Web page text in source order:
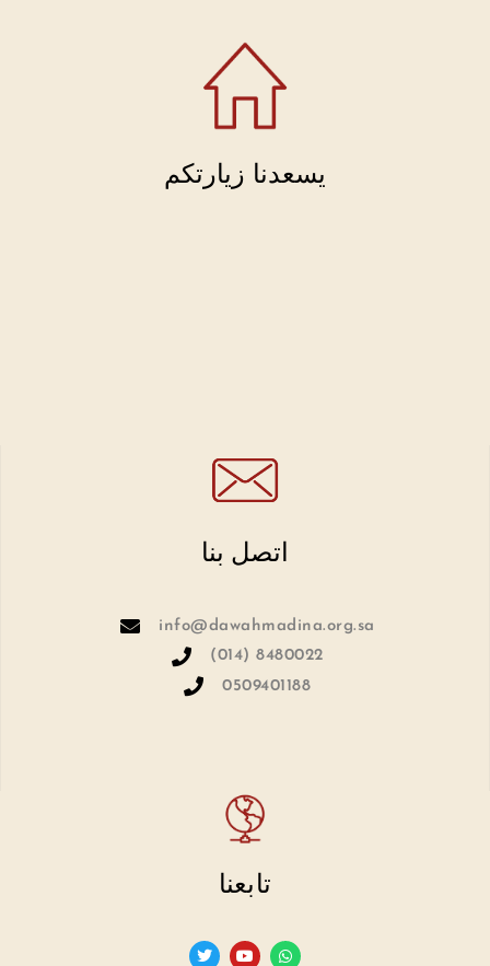
يسعدنا زيارتكم
اتصل بنا
info@dawahmadina.org.sa
(014) 8480022
0509401188
تابعنا